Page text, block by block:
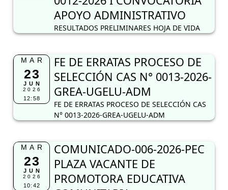
APOYO ADMINISTRATIVO
RESULTADOS PRELIMINARES HOJA DE VIDA
MAR
23
JUN
2026
12:58
FE DE ERRATAS PROCESO DE
SELECCIÓN CAS N° 0013-2026-
GREA-UGELU-ADM
FE DE ERRATAS PROCESO DE SELECCIÓN CAS
N° 0013-2026-GREA-UGELU-ADM
MAR
23
JUN
2026
10:42
COMUNICADO-006-2026-PEC
PLAZA VACANTE DE
PROMOTORA EDUCATIVA